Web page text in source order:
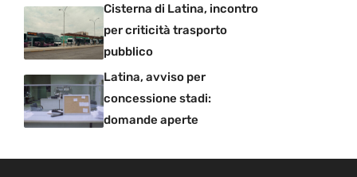
Cisterna di Latina, incontro
per criticità trasporto
pubblico
Latina, avviso per
concessione stadi:
domande aperte